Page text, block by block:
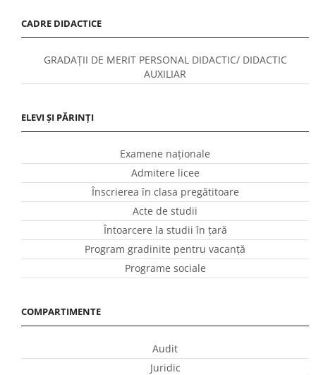
CADRE DIDACTICE
GRADAȚII DE MERIT PERSONAL DIDACTIC/ DIDACTIC
AUXILIAR
ELEVI ȘI PĂRINȚI
Examene naționale
Admitere licee
Înscrierea în clasa pregătitoare
Acte de studii
Întoarcere la studii în ţară
Program gradinite pentru vacanţă
Programe sociale
COMPARTIMENTE
Audit
Juridic